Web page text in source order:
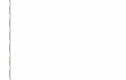
Георгиев, Сергей
Георгиевич
Геращенко, Андрей
Герман, Юрий
Павлович
Гнедина, Татьяна